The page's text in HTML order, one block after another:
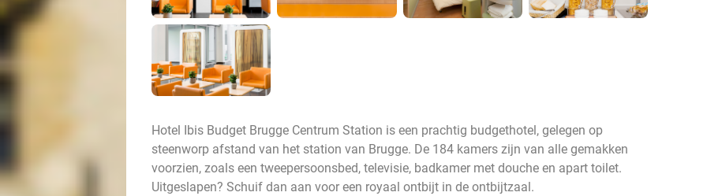
Hotel Ibis Budget Brugge Centrum Station is een prachtig budgethotel, gelegen op
steenworp afstand van het station van Brugge. De 184 kamers zijn van alle gemakken
voorzien, zoals een tweepersoonsbed, televisie, badkamer met douche en apart toilet.
Uitgeslapen? Schuif dan aan voor een royaal ontbijt in de ontbijtzaal.